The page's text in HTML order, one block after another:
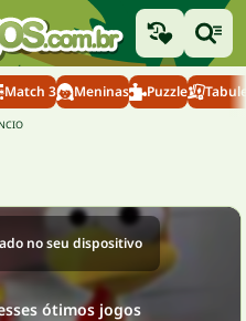
Match 3 Meninas Puzzle
no seu dispositivo
ótimos jogos